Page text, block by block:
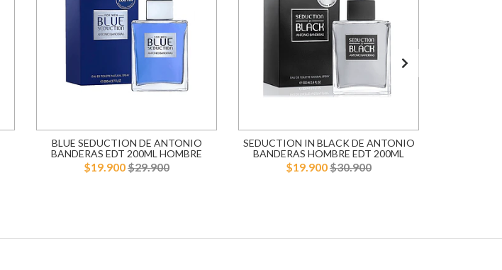
BLUE SEDUCTION DE ANTONIO
BANDERAS EDT 200ML HOMBRE
$19.900$29.900
SEDUCTION IN BLACK DE ANTONIO
BANDERAS HOMBRE EDT 200ML
$19.900$30.900